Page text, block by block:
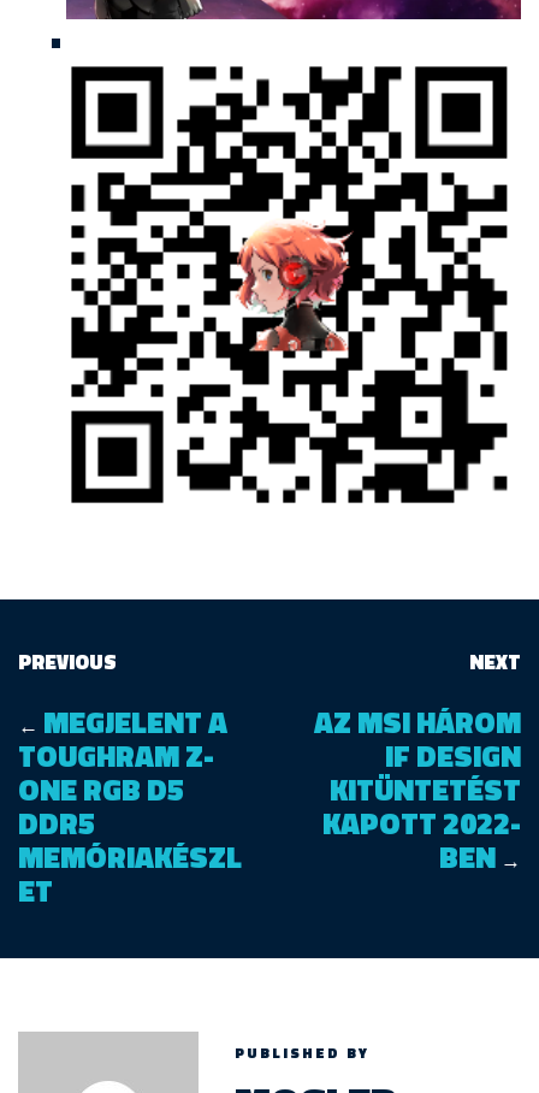
PREVIOUS
← MEGJELENT A
TOUGHRAM Z-
ONE RGB D5
DDR5
MEMÓRIAKÉSZL
ET
NEXT
AZ MSI HÁROM
IF DESIGN
KITÜNTETÉST
KAPOTT 2022-
BEN →
PUBLISHED BY